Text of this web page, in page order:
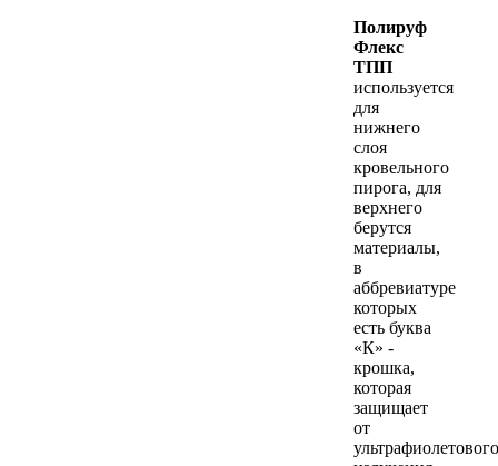
Полируф
Флекс
ТПП
используется
для
нижнего
слоя
кровельного
пирога, для
верхнего
берутся
материалы,
в
аббревиатуре
которых
есть буква
«К» -
крошка,
которая
защищает
от
ультрафиолетового